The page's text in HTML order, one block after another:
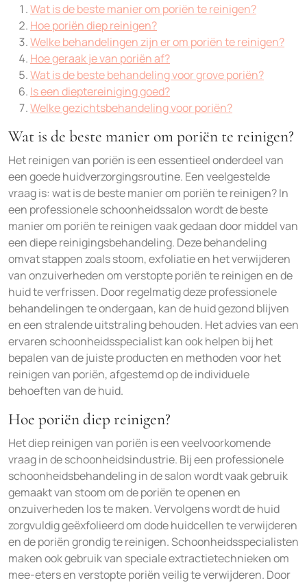
Wat is de beste manier om poriën te reinigen?
Hoe poriën diep reinigen?
Welke behandelingen zijn er om poriën te reinigen?
Hoe geraak je van poriën af?
Wat is de beste behandeling voor grove poriën?
Is een dieptereiniging goed?
Welke gezichtsbehandeling voor poriën?
Wat is de beste manier om poriën te reinigen?
Het reinigen van poriën is een essentieel onderdeel van
een goede huidverzorgingsroutine. Een veelgestelde
vraag is: wat is de beste manier om poriën te reinigen? In
een professionele schoonheidssalon wordt de beste
manier om poriën te reinigen vaak gedaan door middel van
een diepe reinigingsbehandeling. Deze behandeling
omvat stappen zoals stoom, exfoliatie en het verwijderen
van onzuiverheden om verstopte poriën te reinigen en de
huid te verfrissen. Door regelmatig deze professionele
behandelingen te ondergaan, kan de huid gezond blijven
en een stralende uitstraling behouden. Het advies van een
ervaren schoonheidsspecialist kan ook helpen bij het
bepalen van de juiste producten en methoden voor het
reinigen van poriën, afgestemd op de individuele
behoeften van de huid.
Hoe poriën diep reinigen?
Het diep reinigen van poriën is een veelvoorkomende
vraag in de schoonheidsindustrie. Bij een professionele
schoonheidsbehandeling in de salon wordt vaak gebruik
gemaakt van stoom om de poriën te openen en
onzuiverheden los te maken. Vervolgens wordt de huid
zorgvuldig geëxfolieerd om dode huidcellen te verwijderen
en de poriën grondig te reinigen. Schoonheidsspecialisten
maken ook gebruik van speciale extractietechnieken om
mee-eters en verstopte poriën veilig te verwijderen. Door